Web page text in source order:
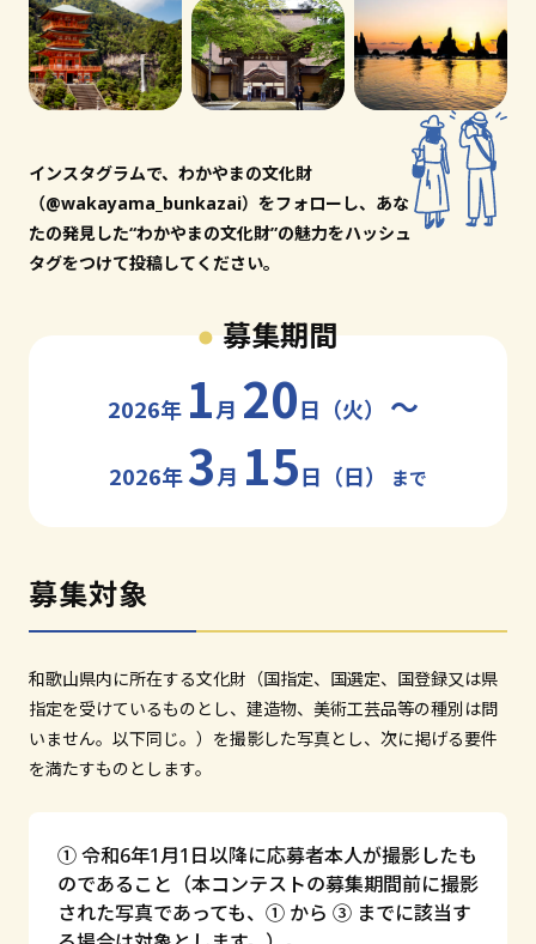
サイトの利用方法
プライバシーポリシー
サイトマップ
和歌山県教育庁生涯学習局文化遺産課
〒640-8585
インスタグラムで、わかやまの文化財
（@wakayama_bunkazai）をフォローし、あな
たの発見した“わかやまの文化財”の魅力をハッシュ
タグをつけて投稿してください。
募集期間
2026年 1月 20日（火） 〜
2026年3月 15日（日） まで
募集対象
和歌山県内に所在する文化財（国指定、国選定、国登録又は県
指定を受けているものとし、建造物、美術工芸品等の種別は問
いません。以下同じ。）を撮影した写真とし、次に掲げる要件
を満たすものとします。
① 令和6年1月1日以降に応募者本人が撮影したも
のであること（本コンテストの募集期間前に撮影
された写真であっても、① から ③ までに該当す